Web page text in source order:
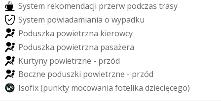
System rekomendacji przerw podczas trasy
System powiadamiania o wypadku
Poduszka powietrzna kierowcy
Poduszka powietrzna pasażera
Kurtyny powietrzne - przód
Boczne poduszki powietrzne - przód
Isofix(punkty mocowania fotelika dziecięcego)